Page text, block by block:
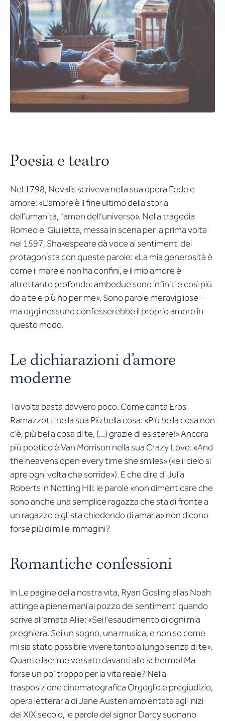
Poesia e teatro
Nel 1798, Novalis scriveva nella sua opera Fede e
amore: «L’amore è il fine ultimo della storia
dell’umanità, l’amen dell’universo». Nella tragedia
Romeo e Giulietta, messa in scena per la prima volta
nel 1597, Shakespeare dà voce ai sentimenti del
protagonista con queste parole: «La mia generosità è
come il mare e non ha confini, e il mio amore è
altrettanto profondo: ambedue sono infiniti e così più
do a te e più ho per me». Sono parole meravigliose –
ma oggi nessuno confesserebbe il proprio amore in
questo modo.
Le dichiarazioni d’amore
moderne
Talvolta basta davvero poco. Come canta Eros
Ramazzotti nella sua Più bella cosa: «Più bella cosa non
c’è, più bella cosa di te, (...) grazie di esistere!» Ancora
più poetico è Van Morrison nella sua Crazy Love: «And
the heavens open every time she smiles» («e il cielo si
apre ogni volta che sorride»). E che dire di Julia
Roberts in Notting Hill: le parole «non dimenticare che
sono anche una semplice ragazza che sta di fronte a
un ragazzo e gli sta chiedendo di amarla» non dicono
forse più di mille immagini?
Romantiche confessioni
In Le pagine della nostra vita, Ryan Gosling alias Noah
attinge a piene mani al pozzo dei sentimenti quando
scrive all’amata Allie: «Sei l’esaudimento di ogni mia
preghiera. Sei un sogno, una musica, e non so come
mi sia stato possibile vivere tanto a lungo senza di te».
Quante lacrime versate davanti allo schermo! Ma
forse un po’ troppo per la vita reale? Nella
trasposizione cinematografica Orgoglio e pregiudizio,
opera letteraria di Jane Austen ambientata agli inizi
del XIX secolo, le parole del signor Darcy suonano